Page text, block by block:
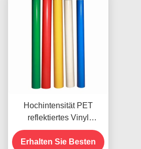
Hochintensität PET
reflektiertes Vinyl
Durchsichtiges
reflektierendes Vinylblech
Erhalten Sie Besten